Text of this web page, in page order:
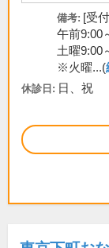
備考: [受
午前9:00
土曜9:00
※火曜...(
休診日: 日、祝